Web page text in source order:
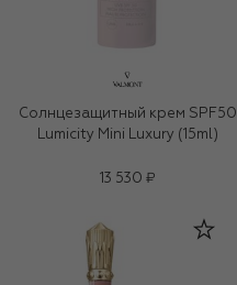
Солнцезащитный крем SPF50
Lumicity Mini Luxury (15ml)
13 530 ₽